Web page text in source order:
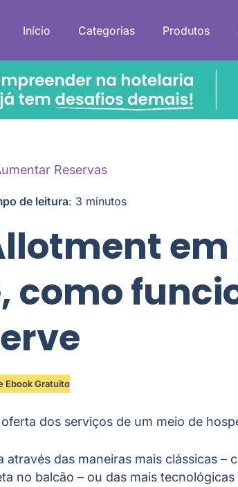
Início Categorias Produtos
Reservas
de leitura: 3 minutos
em
como
Ebook Gratuito
oferta dos serviços de um meio de
através das maneiras mais clássicas
no balcão – ou das mais